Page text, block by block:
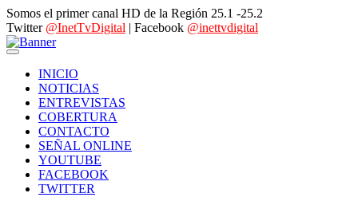
Somos el primer canal HD de la Región 25.1 -25.2
Twitter @InetTvDigital | Facebook @inettvdigital
INICIO
NOTICIAS
ENTREVISTAS
COBERTURA
CONTACTO
SEÑAL ONLINE
YOUTUBE
FACEBOOK
TWITTER